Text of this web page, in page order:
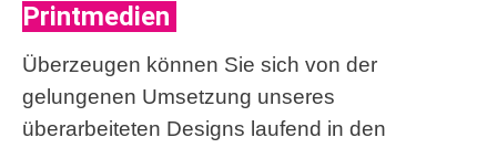
Printmedien
Überzeugen können Sie sich von der
gelungenen Umsetzung unseres
überarbeiteten Designs laufend in den